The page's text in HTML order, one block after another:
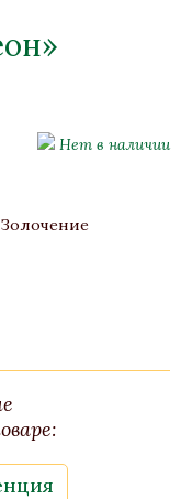
Нет в наличии
Золочение